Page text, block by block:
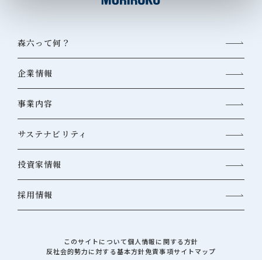
森六って何？
企業情報
事業内容
サステナビリティ
投資家情報
採用情報
このサイトについて個人情報に関する方針
反社会的勢力に対する基本方針免責事項サイトマップ